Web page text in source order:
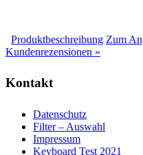
Produktbeschreibung Zum
Kundenrezensionen »
Kontakt
Datenschutz
Filter – Auswahl
Impressum
Keyboard Test 2021